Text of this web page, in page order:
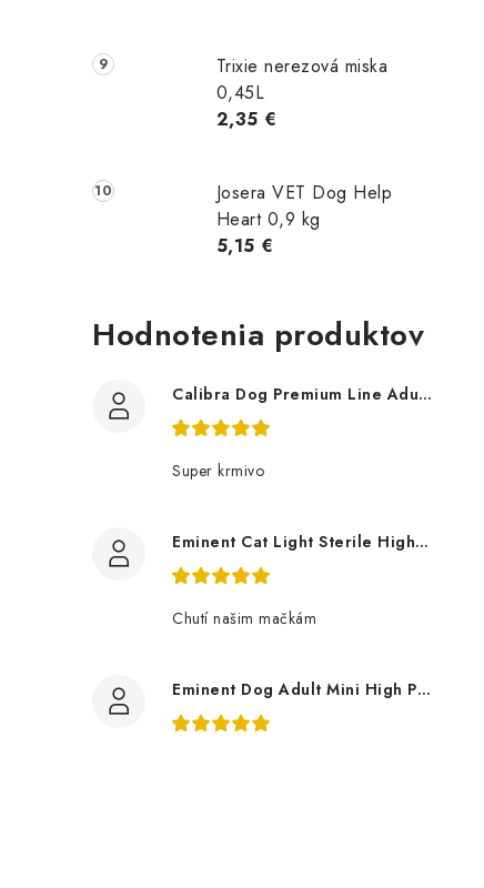
Trixie nerezová miska
0,45L
2,35 €
Josera VET Dog Help
Heart 0,9 kg
5,15 €
Hodnotenia produktov
Calibra Dog Premium Line Adult Large 12Kg
Super krmivo
Eminent Cat Light Sterile High Premium 10 Kg
Chutí našim mačkám
Eminent Dog Adult Mini High Premium 3Kg